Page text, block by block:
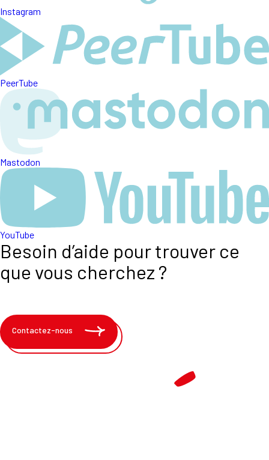
Instagram
PeerTube
Mastodon
YouTube
Besoin d’aide pour trouver ce
que vous cherchez ?
Contactez-nous